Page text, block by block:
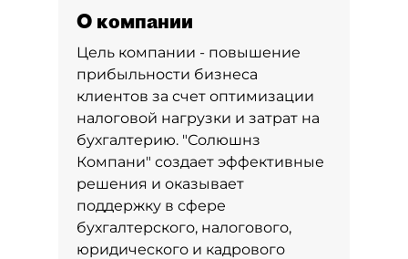
О компании
Цель компании - повышение
прибыльности бизнеса
клиентов за счет оптимизации
налоговой нагрузки и затрат на
бухгалтерию. "Солюшнз
Компани" создает эффективные
решения и оказывает
поддержку в сфере
бухгалтерского, налогового,
юридического и кадрового